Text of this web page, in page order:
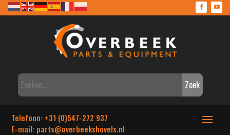
Zoek
Telefoon: +31 (0)547-272 937
E-mail: parts@overbeekshovels.nl